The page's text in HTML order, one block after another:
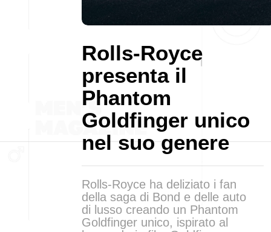
Rolls-Royce
presenta il
Phantom
Goldfinger unico
nel suo genere
Rolls-Royce ha deliziato i fan
della saga di Bond e delle auto
di lusso creando un Phantom
Goldfinger unico, ispirato al